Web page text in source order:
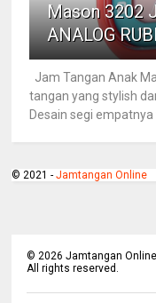
Mason 3202
ANALOG
Jam Tangan Anak
tangan yang stylish
Desain segi empatnya
© 2021 -Jamtangan Online
©2026 Jamtangan Online
All rights reserved.